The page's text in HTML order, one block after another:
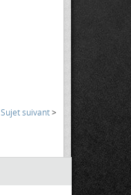
Sujet suivant >